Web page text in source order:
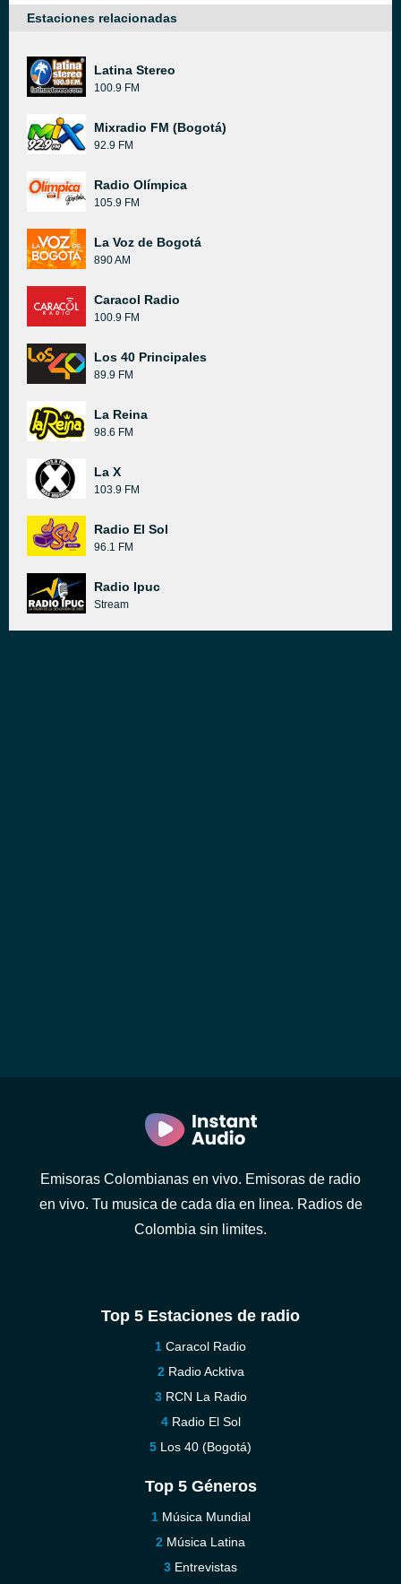
Estaciones relacionadas
Latina Stereo
100.9 FM
Mixradio FM (Bogotá)
92.9 FM
Radio Olímpica
105.9 FM
La Voz de Bogotá
890 AM
Caracol Radio
100.9 FM
Los 40 Principales
89.9 FM
La Reina
98.6 FM
La X
103.9 FM
Radio El Sol
96.1 FM
Radio Ipuc
Stream
Emisoras Colombianas en vivo. Emisoras de radio
en vivo. Tu musica de cada dia en linea. Radios de
Colombia sin limites.
Top 5 Estaciones de radio
Caracol Radio
Radio Acktiva
RCN La Radio
Radio El Sol
Los 40 (Bogotá)
Top 5 Géneros
Música Mundial
Música Latina
Entrevistas